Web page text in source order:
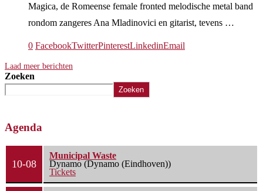
Magica, de Romeense female fronted melodische metal band
rondom zangeres Ana Mladinovici en gitarist, tevens …
0 FacebookTwitterPinterestLinkedinEmail
Laad meer berichten
Zoeken
Zoeken
Agenda
10-08
Municipal Waste
Dynamo (Dynamo (Eindhoven))
Tickets